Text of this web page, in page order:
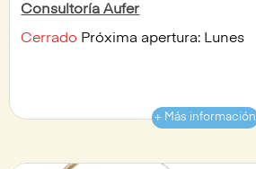
Consultoría Aufer
Cerrado Próxima apertura: Lunes
+ Más información